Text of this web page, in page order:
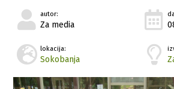
autor:
Za media
lokacija:
Sokobanja